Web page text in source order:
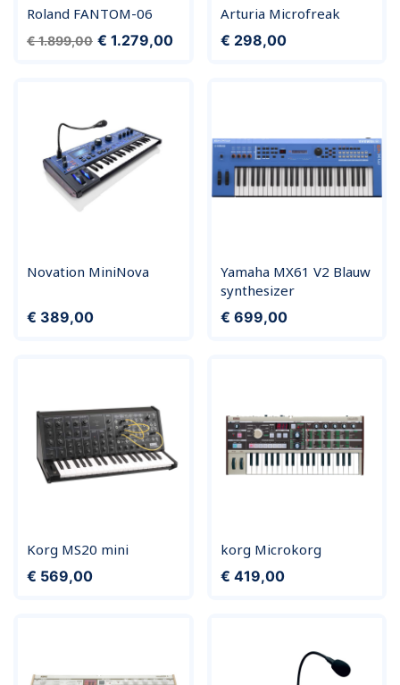
Roland FANTOM-06
Normale prijs
€ 1.899,00 Prijs
€ 1.279,00
Arturia Microfreak
Prijs
€ 298,00
Novation MiniNova
Prijs
€ 389,00
Yamaha MX61 V2 Blauw
synthesizer
Prijs
€ 699,00
Korg MS20 mini
Prijs
€ 569,00
korg Microkorg
Prijs
€ 419,00